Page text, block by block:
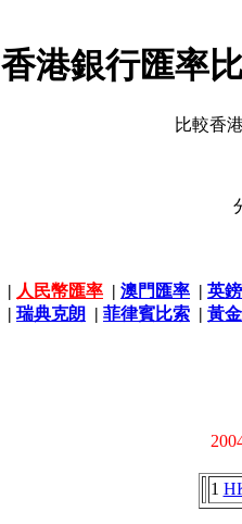
香港銀行匯率
比較香
| 人民幣匯率 | 澳門匯率 | 英
| 瑞典克朗 | 菲律賓比索 | 黃
1